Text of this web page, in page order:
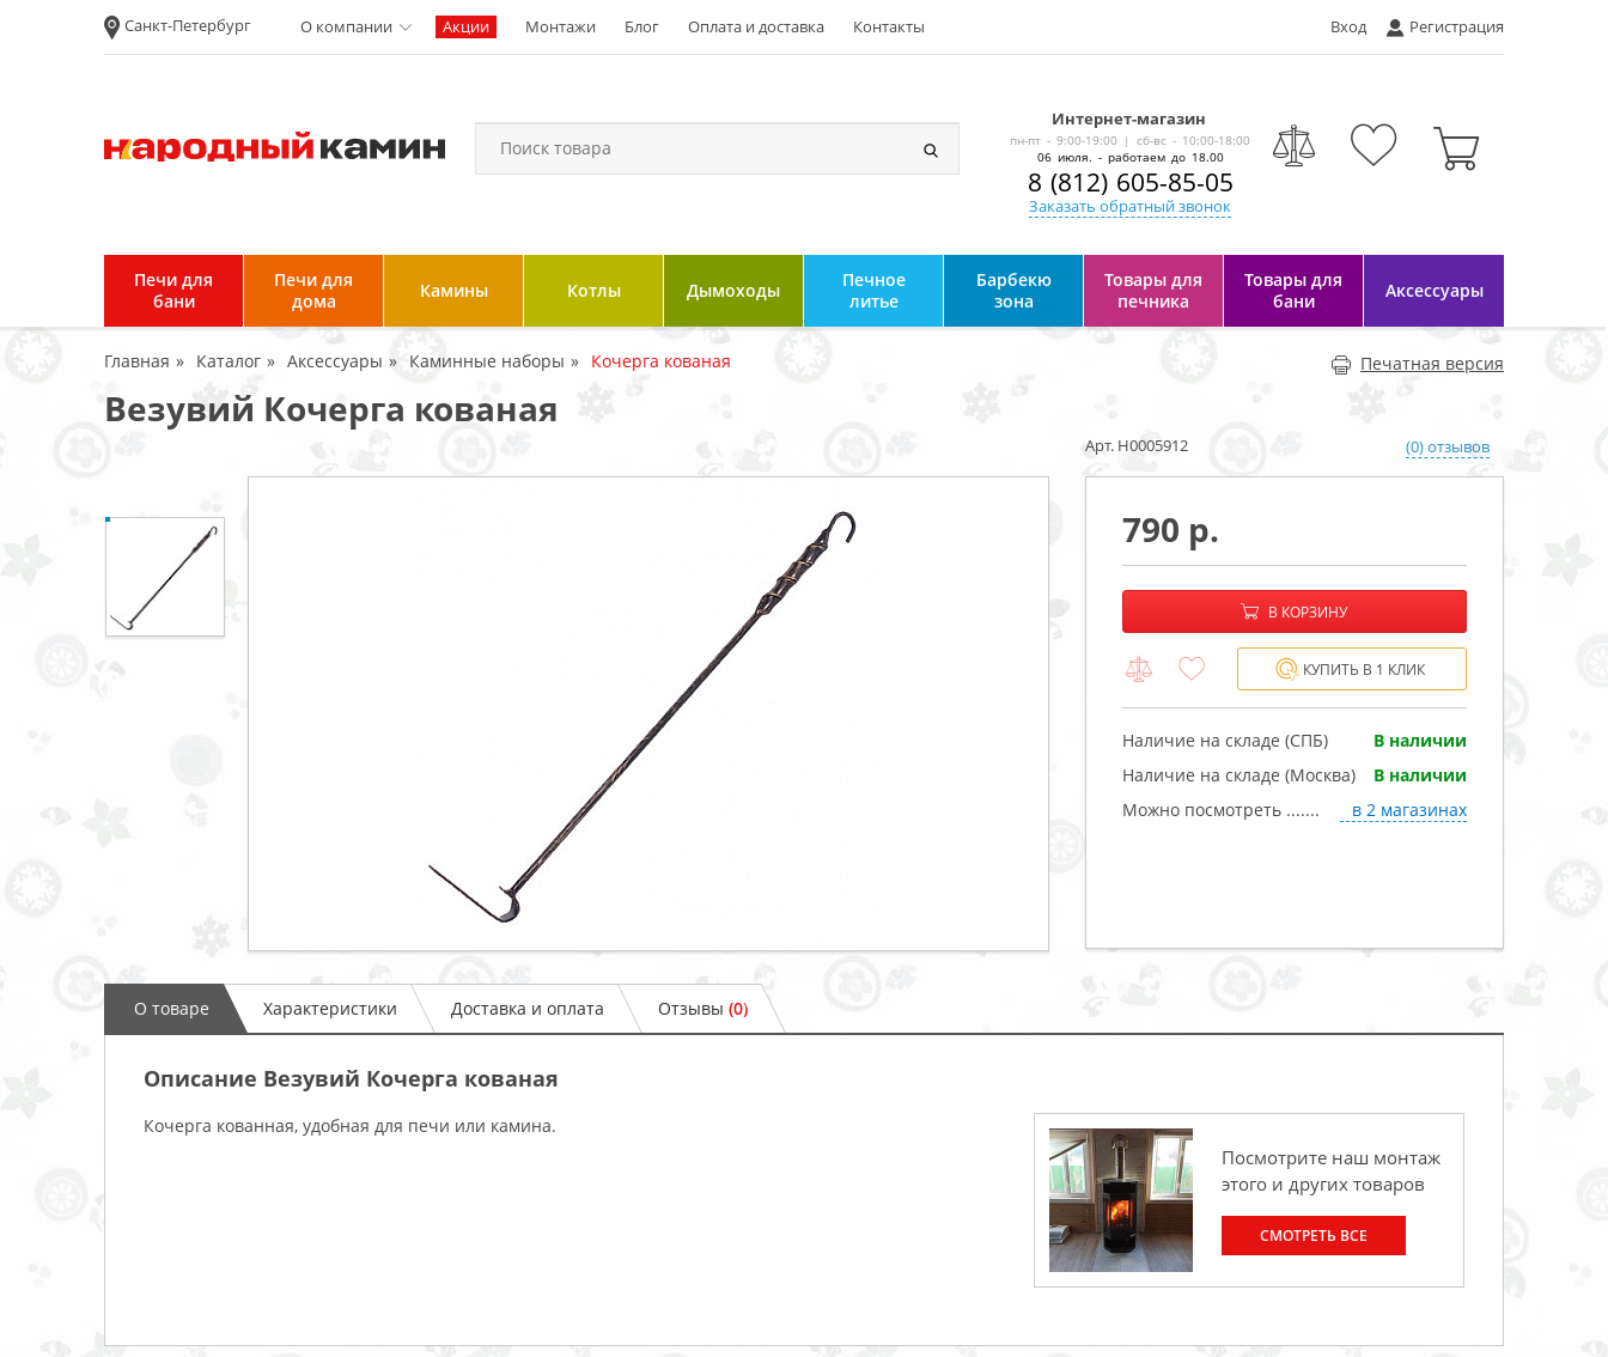
Санкт-Петербург О компании
обработку
персональных
данных
Условия продажи и
возврата товара
Пользовательское
соглашение
Акции Монтажи Блог Оплата и доставка Контакты Вход Регистрация
Интернет-магазин
-
пн-пт - 9:00-19:00 | сб-вс - 10:00-18:00
06 июля. - работаем до 18.00
8 (812) 605-85-05
Заказать обратный звонок
Печи для
бани
Печи для
дома
Камины Котлы Дымоходы
Печное
литье
Барбекю
зона
Товары для
печника
Товары для
бани
Аксессуары
Печатная версия
Главная Каталог Аксессуары Каминные наборы Кочерга кованая
Везувий Кочерга кованая
Арт. Н0005912 (0) отзывов
790
−
В КОРЗИНУ
КУПИТЬ В 1 КЛИК
Наличие на складе (СПБ)
В наличии
Наличие на складе (Москва)
В наличии
Можно посмотреть .......
в 2 магазинах
О товаре Характеристики Доставка и оплата Отзывы (0)
Описание Везувий Кочерга кованая
Посмотрите наш монтаж
этого и других товаров
СМОТРЕТЬ ВСЕ
Кочерга кованная, удобная для печи или камина.